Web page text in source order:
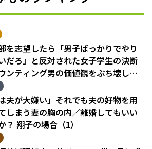
を志望したら「男子ばっかりでやり
だろ」と反対された女子学生の決断
ンティング男の価値観をぶち壊した
）
は夫が大嫌い」それでも夫の好物を用
しまう妻の胸の内／離婚してもいい
？ 翔子の場合（1）